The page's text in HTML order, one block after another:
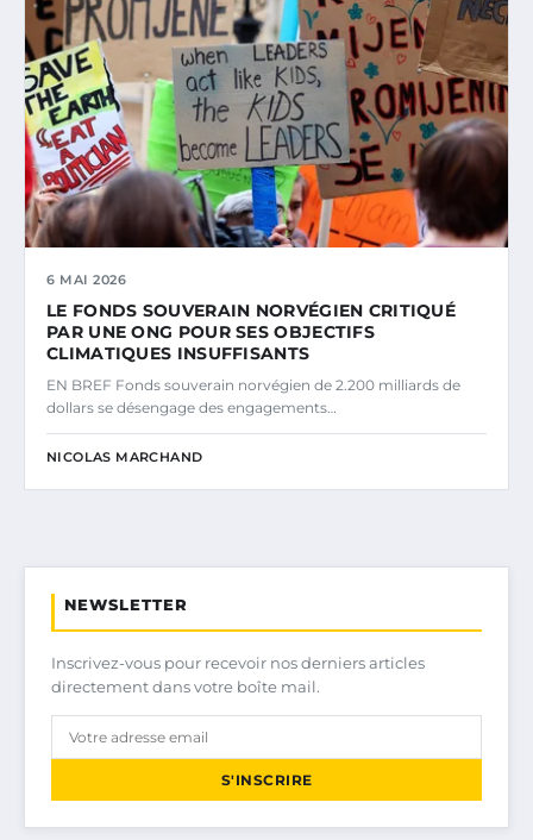
6 MAI 2026
LE FONDS SOUVERAIN NORVÉGIEN CRITIQUÉ
PAR UNE ONG POUR SES OBJECTIFS
CLIMATIQUES INSUFFISANTS
EN BREF Fonds souverain norvégien de 2.200 milliards de
dollars se désengage des engagements…
NICOLAS MARCHAND
NEWSLETTER
Inscrivez-vous pour recevoir nos derniers articles
directement dans votre boîte mail.
S'INSCRIRE